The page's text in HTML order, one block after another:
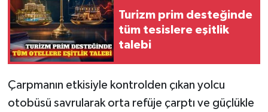
Turizm prim desteğinde
tüm tesislere eşitlik
talebi
Çarpmanın etkisiyle kontrolden çıkan yolcu
otobüsü savrularak orta refüje çarptı ve güçlükle